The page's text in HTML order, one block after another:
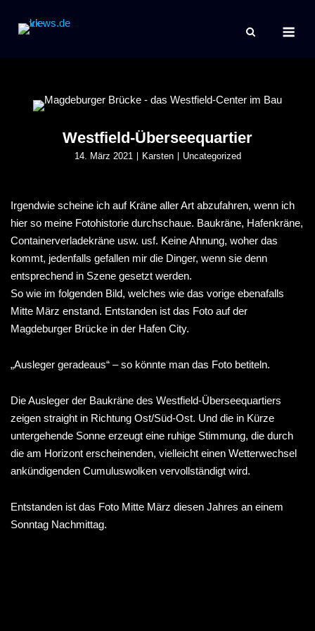
Westfield-Überseequartier
14. März 2021 Karsten Uncategorized
Irgendwie scheine ich auf Kräne aller Art abzufahren, wenn ich
hier so meine Fotohistorie durchschaue. Baukräne, Hafenkräne,
Containerverladekräne usw. usf. Keine Ahnung, woher das
kommt, jedenfalls gefallen mir die Dinger, wenn sie denn
entsprechend in Szene gesetzt werden.
So wie im folgenden Bild, welches wie das vorige ebenafalls
Mitte März enstand. Entstanden ist das Foto auf der
Magdeburger Brücke in der Hafen City.
„Ausleger geradeaus“ – so könnte man das Foto betiteln.
Die Ausleger der Baukräne des Westfield-Überseequartiers
zeigen straight in Richtung Ost/Süd-Ost. Und die in Kürze
untergehende Sonne erzeugt eine ruhige Stimmung, die durch
die am Horizont erscheinenden, vielleicht einen Wetterwechsel
ankündigenden Cumuluswolken vervollständigt wird.
Entstanden ist das Foto Mitte März diesen Jahres an einem
Sonntag Nachmittag.